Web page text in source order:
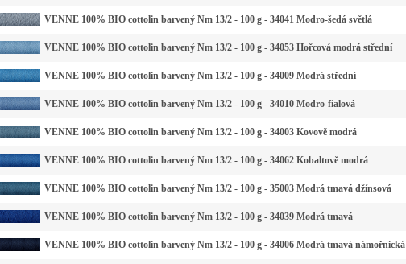
VENNE 100% BIO cottolin barvený Nm 13/2 - 100 g - 34041 Modro-šedá světlá
VENNE 100% BIO cottolin barvený Nm 13/2 - 100 g - 34053 Hořcová modrá střední
VENNE 100% BIO cottolin barvený Nm 13/2 - 100 g - 34009 Modrá střední
VENNE 100% BIO cottolin barvený Nm 13/2 - 100 g - 34010 Modro-fialová
VENNE 100% BIO cottolin barvený Nm 13/2 - 100 g - 34003 Kovově modrá
VENNE 100% BIO cottolin barvený Nm 13/2 - 100 g - 34062 Kobaltově modrá
VENNE 100% BIO cottolin barvený Nm 13/2 - 100 g - 35003 Modrá tmavá džínsová
VENNE 100% BIO cottolin barvený Nm 13/2 - 100 g - 34039 Modrá tmavá
VENNE 100% BIO cottolin barvený Nm 13/2 - 100 g - 34006 Modrá tmavá námořnická